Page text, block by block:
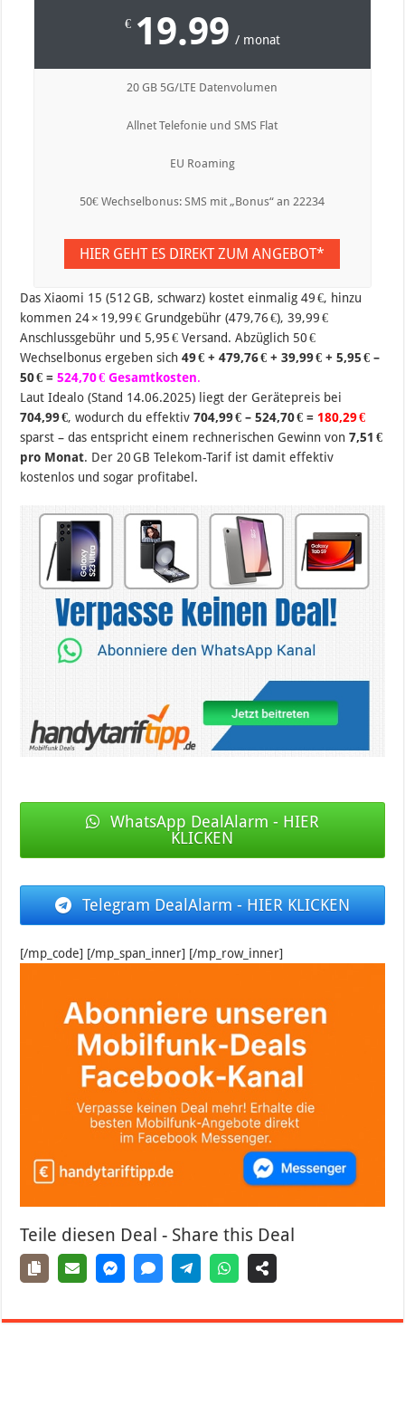
€ 19.99 / monat
20 GB 5G/LTE Datenvolumen
Allnet Telefonie und SMS Flat
EU Roaming
50€ Wechselbonus: SMS mit „Bonus“ an 22234
HIER GEHT ES DIREKT ZUM ANGEBOT*
Das Xiaomi 15 (512 GB, schwarz) kostet einmalig 49 €, hinzu
kommen 24 × 19,99 € Grundgebühr (479,76 €), 39,99 €
Anschlussgebühr und 5,95 € Versand. Abzüglich 50 €
Wechselbonus ergeben sich49 € + 479,76 € + 39,99 € + 5,95 € –
50 € =524,70 € Gesamtkosten.
Laut Idealo (Stand 14.06.2025) liegt der Gerätepreis bei
704,99 €, wodurch du effektiv704,99 € – 524,70 € =180,29 €
sparst – das entspricht einem rechnerischen Gewinn von7,51 €
pro Monat. Der 20 GB Telekom-Tarif ist damit effektiv
kostenlos und sogar profitabel.
WhatsApp DealAlarm - HIER
KLICKEN
Telegram DealAlarm - HIER KLICKEN
[/mp_code] [/mp_span_inner] [/mp_row_inner]
Teile diesen Deal - Share this Deal